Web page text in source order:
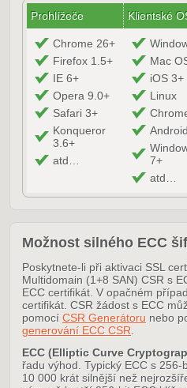
Prohlížeče Klientské
Chrome 26+
Firefox 1.5+
IE 6+
Opera 9.0+
Safari 3+
Konqueror
3.6+
atd…
Mac
iOS 3+
Linux
Android
7+
atd…
Možnost silného ECC
Poskytnete-li při aktivaci SSL
Multidomain (1+8 SAN) CSR s
ECC certifikát. V opačném
certifikát. CSR žádost s ECC
pomocí CSR Generátoru nebo
generování ECC CSR
ECC (Elliptic Curve
řadu výhod. Typický ECC s
10 000 krát silnější než